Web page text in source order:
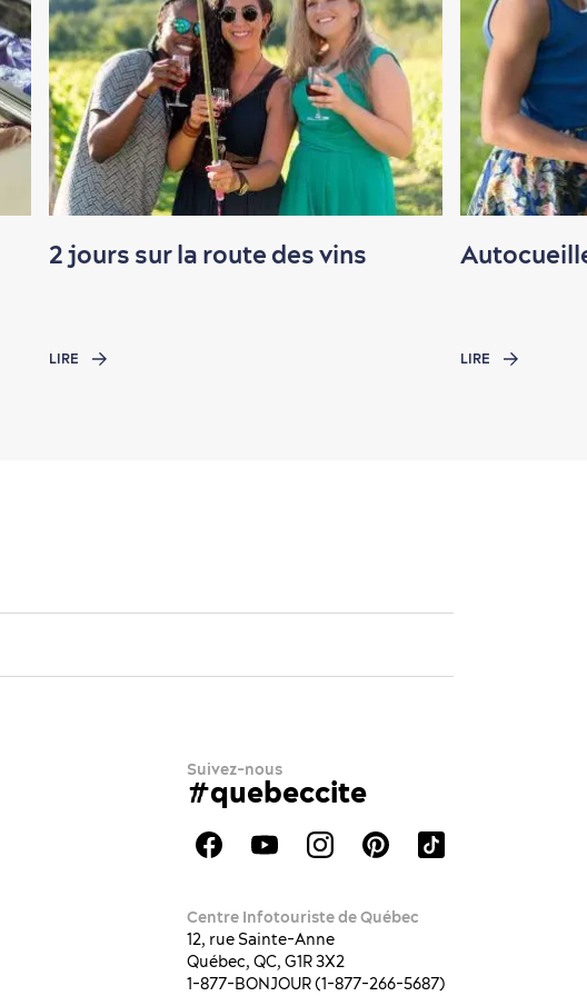
2 jours sur la route des vins
LIRE LIRE
Suivez-nous
#quebeccite
Centre Infotouriste de Québec
12, rue Sainte-Anne
Québec, QC, G1R 3X2
1-877-BONJOUR (1-877-266-5687)